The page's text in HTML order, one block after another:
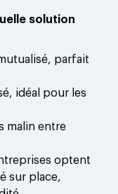
solution
parfait
idéal pour les
malin entre
optent
sur place,